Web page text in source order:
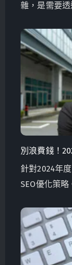
雜，是需要
別浪費錢！
針對2024年
SEO優化策
選擇正確的
選擇正確的